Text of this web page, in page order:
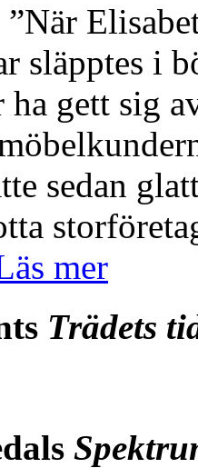
”När
släpptes i
ha gett sig
sedan
mer
s Trädets
s